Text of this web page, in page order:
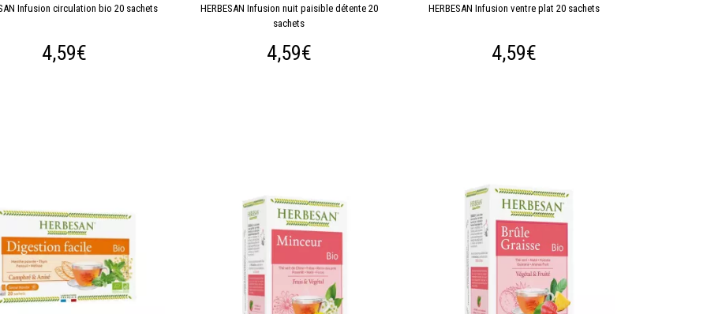
Infusion circulation bio 20 sachets
4,59€
HERBESAN Infusion nuit paisible détente 20
sachets
4,59€
HERBESAN Infusion ventre plat 20 sachets
4,59€